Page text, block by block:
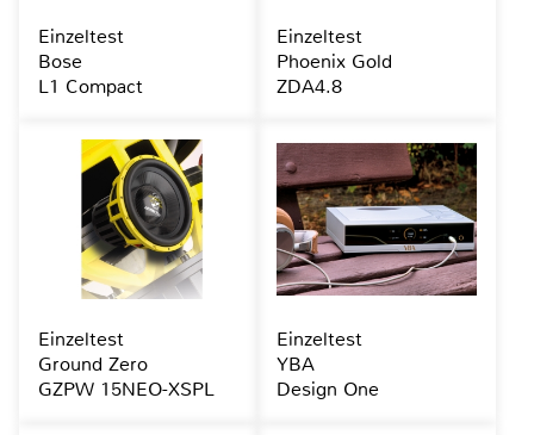
Einzeltest
Bose
L1 Compact
Einzeltest
Phoenix Gold
ZDA4.8
Einzeltest
Ground Zero
GZPW 15NEO-XSPL
Einzeltest
YBA
Design One